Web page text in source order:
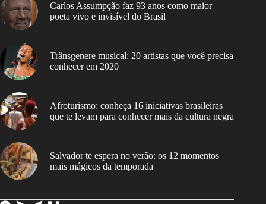
Carlos Assumpção faz 93 anos como maior
poeta vivo e invisível do Brasil
Trânsgenere musical: 20 artistas que você precisa
conhecer em 2020
Afroturismo: conheça 16 iniciativas brasileiras
que te levam para conhecer mais da cultura negra
Salvador te espera no verão: os 12 momentos
mais mágicos da temporada